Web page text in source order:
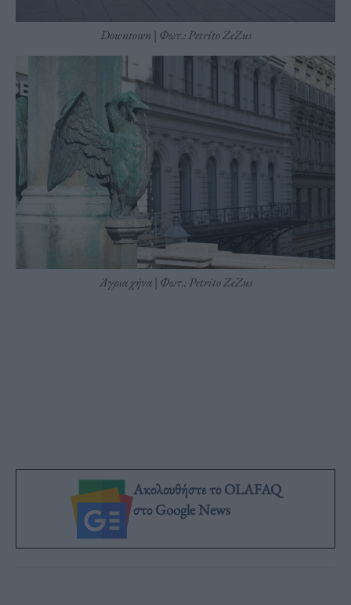
Downtown | Φωτ.: Petrito ZeZus
Άγρια χήνα | Φωτ.: Petrito ZeZus
Ακολουθήστε το OLAFAQ
στο Google News